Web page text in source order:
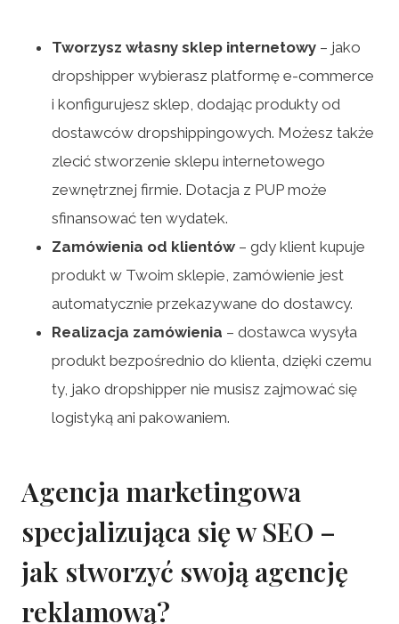
Tworzysz własny sklep internetowy – jako
dropshipper wybierasz platformę e-commerce
i konfigurujesz sklep, dodając produkty od
dostawców dropshippingowych. Możesz także
zlecić stworzenie sklepu internetowego
zewnętrznej firmie. Dotacja z PUP może
sfinansować ten wydatek.
Zamówienia od klientów – gdy klient kupuje
produkt w Twoim sklepie, zamówienie jest
automatycznie przekazywane do dostawcy.
Realizacja zamówienia – dostawca wysyła
produkt bezpośrednio do klienta, dzięki czemu
ty, jako dropshipper nie musisz zajmować się
logistyką ani pakowaniem.
Agencja marketingowa
specjalizująca się w SEO –
jak stworzyć swoją agencję
reklamową?